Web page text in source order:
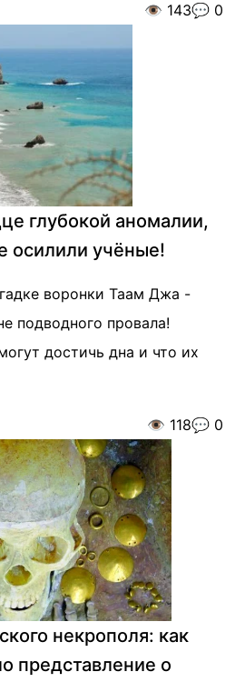
👁️ 143💬 0
глубокой аномалии,
осилили учёные!
воронки Таам Джа -
подводного провала!
достичь дна и что их
👁️ 118💬 0
некрополя: как
представление о